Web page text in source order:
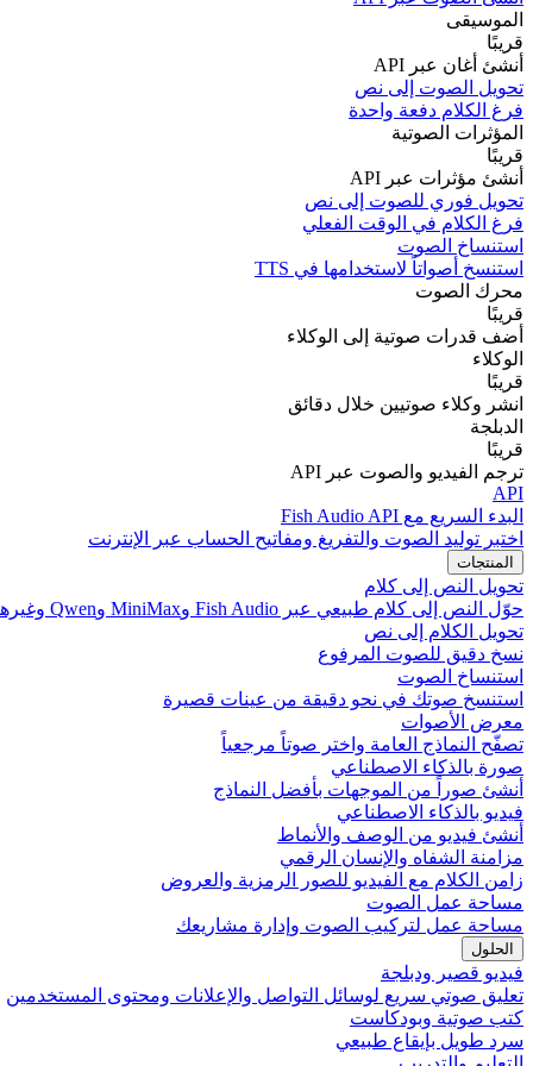
الموسيقى
قريبًا
أنشئ أغان عبر API
تحويل الصوت إلى نص
فرغ الكلام دفعة واحدة
المؤثرات الصوتية
قريبًا
أنشئ مؤثرات عبر API
تحويل فوري للصوت إلى نص
فرغ الكلام في الوقت الفعلي
استنساخ الصوت
استنسخ أصواتاً لاستخدامها في TTS
محرك الصوت
قريبًا
أضف قدرات صوتية إلى الوكلاء
الوكلاء
قريبًا
انشر وكلاء صوتيين خلال دقائق
الدبلجة
قريبًا
ترجم الفيديو والصوت عبر API
API
البدء السريع مع Fish Audio API
اختبر توليد الصوت والتفريغ ومفاتيح الحساب عبر الإنترنت
المنتجات
تحويل النص إلى كلام
حوّل النص إلى كلام طبيعي عبر Fish Audio وMiniMax وQwen وغيرها
تحويل الكلام إلى نص
نسخ دقيق للصوت المرفوع
استنساخ الصوت
استنسخ صوتك في نحو دقيقة من عينات قصيرة
معرض الأصوات
تصفّح النماذج العامة واختر صوتاً مرجعياً
صورة بالذكاء الاصطناعي
أنشئ صوراً من الموجهات بأفضل النماذج
فيديو بالذكاء الاصطناعي
أنشئ فيديو من الوصف والأنماط
مزامنة الشفاه والإنسان الرقمي
زامن الكلام مع الفيديو للصور الرمزية والعروض
مساحة عمل الصوت
مساحة عمل لتركيب الصوت وإدارة مشاريعك
الحلول
فيديو قصير ودبلجة
تعليق صوتي سريع لوسائل التواصل والإعلانات ومحتوى المستخدمين
كتب صوتية وبودكاست
سرد طويل بإيقاع طبيعي